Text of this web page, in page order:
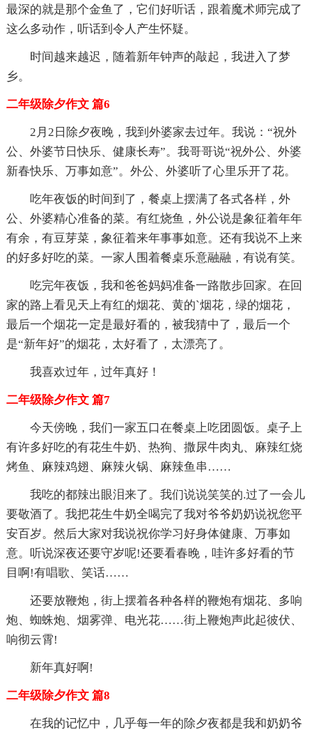
最深的就是那个金鱼了，它们好听话，跟着魔术师完成了
这么多动作，听话到令人产生怀疑。
时间越来越迟，随着新年钟声的敲起，我进入了梦
乡。
二年级除夕作文 篇6
2月2日除夕夜晚，我到外婆家去过年。我说：“祝外
公、外婆节日快乐、健康长寿”。我哥哥说“祝外公、外婆
新春快乐、万事如意”。外公、外婆听了心里乐开了花。
吃年夜饭的时间到了，餐桌上摆满了各式各样，外
公、外婆精心准备的菜。有红烧鱼，外公说是象征着年年
有余，有豆芽菜，象征着来年事事如意。还有我说不上来
的好多好吃的菜。一家人围着餐桌乐意融融，有说有笑。
吃完年夜饭，我和爸爸妈妈准备一路散步回家。在回
家的路上看见天上有红的烟花、黄的`烟花，绿的烟花，
最后一个烟花一定是最好看的，被我猜中了，最后一个
是“新年好”的烟花，太好看了，太漂亮了。
我喜欢过年，过年真好！
二年级除夕作文 篇7
今天傍晚，我们一家五口在餐桌上吃团圆饭。桌子上
有许多好吃的有花生牛奶、热狗、撒尿牛肉丸、麻辣红烧
烤鱼、麻辣鸡翅、麻辣火锅、麻辣鱼串……
我吃的都辣出眼泪来了。我们说说笑笑的.过了一会儿
要敬酒了。我把花生牛奶全喝完了我对爷爷奶奶说祝您平
安百岁。然后大家对我说祝你学习好身体健康、万事如
意。听说深夜还要守岁呢!还要看春晚，哇许多好看的节
目啊!有唱歌、笑话……
还要放鞭炮，街上摆着各种各样的鞭炮有烟花、多响
炮、蜘蛛炮、烟雾弹、电光花……街上鞭炮声此起彼伏、
响彻云霄!
新年真好啊!
二年级除夕作文 篇8
在我的记忆中，几乎每一年的除夕夜都是我和奶奶爷